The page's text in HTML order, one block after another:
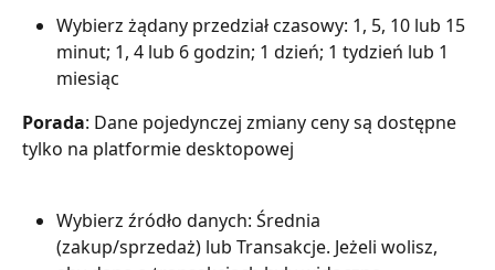
Wybierz żądany przedział czasowy: 1, 5, 10 lub 15
minut; 1, 4 lub 6 godzin; 1 dzień; 1 tydzień lub 1
miesiąc
Porada: Dane pojedynczej zmiany ceny są dostępne
tylko na platformie desktopowej
Wybierz źródło danych: Średnia
(zakup/sprzedaż) lub Transakcje. Jeżeli wolisz,